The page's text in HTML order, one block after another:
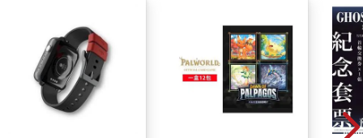
展潛力、想像空間，但處於發展早期、沒有實質營收的公司。
例如2025年時模組化核能發電設備的Oklo、量子運算的IonQ、D-
Wave、固態鋰電池的QuantumScape等，或許未來有不錯的前
景，但真正能產生足夠營收達到轉虧為盈的時間不確定性仍高，
公司發展過程如果遭遇宏觀經濟逆風、行業發生變化，都可能產
生重大影響。
此外，美股沒有漲跌幅的限制，未獲利公司波動性大，一天暴
漲、暴跌數十個百分比並不罕見，因此對於3年內還無法轉虧為盈